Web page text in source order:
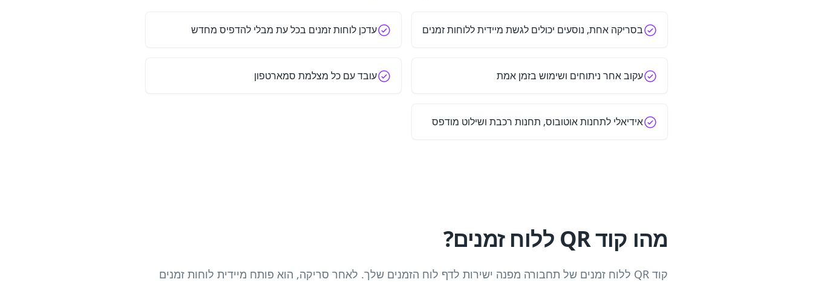
בסריקה אחת, נוסעים יכולים לגשת מיידית ללוחות זמנים עדכן לוחות זמנים בכל עת מבלי להדפיס מחדש
עקוב אחר ניתוחים ושימוש בזמן אמת עובד עם כל מצלמת סמארטפון
אידיאלי לתחנות אוטובוס, תחנות רכבת ושילוט מודפס
מהו קוד QR ללוח זמנים?
קוד QR ללוח זמנים של תחבורה מפנה ישירות לדף לוח הזמנים שלך. לאחר סריקה, הוא פותח מיידית לוחות זמנים